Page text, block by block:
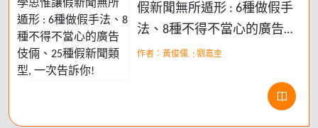
假新聞無所遁形 : 6種做假手
法、8種不得不當心的廣告伎
倆、25種假新聞類型, 一次告
作者：黃俊儒, ; 劉嘉圭